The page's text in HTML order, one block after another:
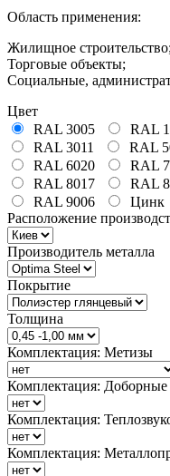
Область применения:
Жилищное строительство;
Торговые объекты;
Социальные,
Цвет
RAL 3005
RAL
RAL 3011
RAL
RAL 6020
RAL
RAL 8017
RAL
RAL 9006
Цинк
Расположение
Производитель металла
Покрытие
Толщина
Комплектация: Метизы
Комплектация:
Комплектация:
Комплектация: